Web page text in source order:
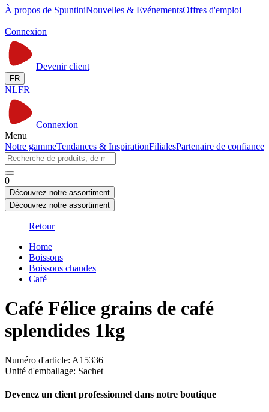
À propos de SpuntiniNouvelles & EvénementsOffres d'emploi
Connexion
Devenir client
FR
NLFR
Connexion
Menu
Notre gammeTendances & InspirationFilialesPartenaire de confiance
0
Découvrez notre assortiment
Découvrez notre assortiment
Retour
Home
Boissons
Boissons chaudes
Café
Café Félice grains de café
splendides 1kg
Numéro d'article: A15336
Unité d'emballage: Sachet
Devenez un client professionnel dans notre boutique